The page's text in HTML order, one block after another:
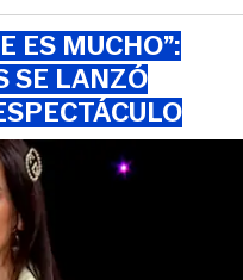
ES MUCHO”:
SE LANZÓ